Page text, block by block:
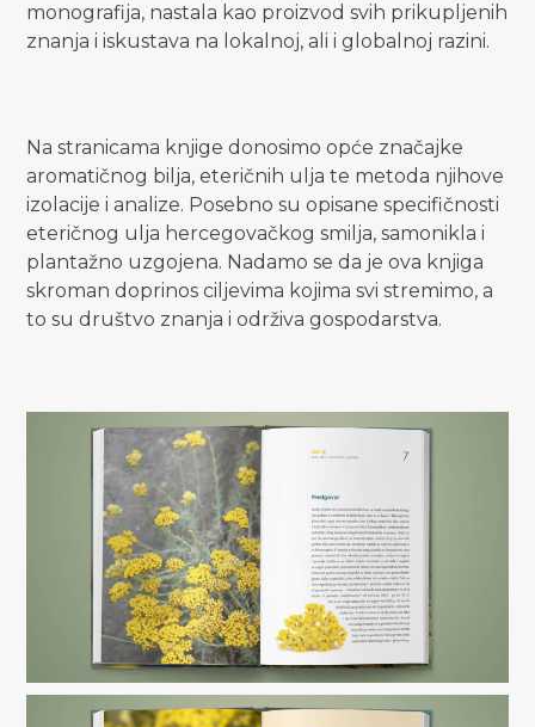
monografija, nastala kao proizvod svih prikupljenih
znanja i iskustava na lokalnoj, ali i globalnoj razini.
Na stranicama knjige donosimo opće značajke
aromatičnog bilja, eteričnih ulja te metoda njihove
izolacije i analize. Posebno su opisane specifičnosti
eteričnog ulja hercegovačkog smilja, samonikla i
plantažno uzgojena. Nadamo se da je ova knjiga
skroman doprinos ciljevima kojima svi stremimo, a
to su društvo znanja i održiva gospodarstva.